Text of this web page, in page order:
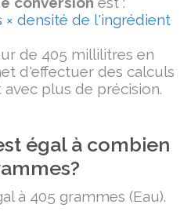
× densité de l'ingrédient
de 405 millilitres en
d'effectuer des calculs
plus de précision.
égal à combien
à 405 grammes (Eau).